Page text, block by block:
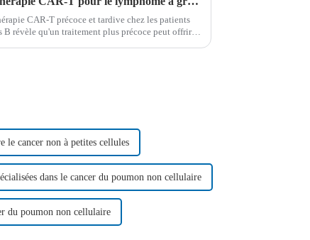
CAR-T précoce et tardive chez les patients
B révèle qu'un traitement plus précoce peut offrir
le cancer non à petites cellules
dans le cancer du poumon non cellulaire
du poumon non cellulaire